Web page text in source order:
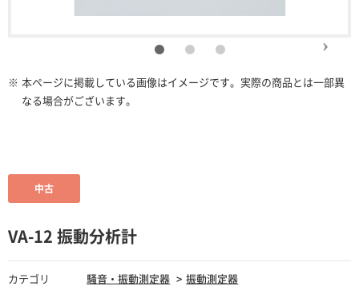
※ 本ページに掲載している画像はイメージです。実際の商品とは一部異
なる場合がございます。
VA-12 振動分析計
カテゴリ 騒音・振動測定器 振動測定器